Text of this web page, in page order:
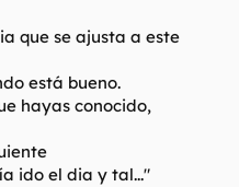
que se ajusta a este
está bueno.
hayas conocido,
ido el dia y tal..."